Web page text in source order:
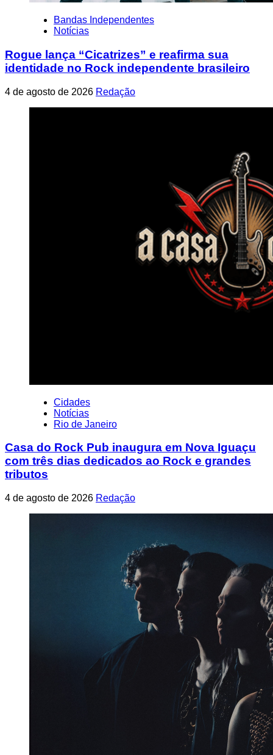
Bandas Independentes
Notícias
Rogue lança “Cicatrizes” e reafirma sua
identidade no Rock independente brasileiro
4 de agosto de 2026 Redação
Cidades
Notícias
Rio de Janeiro
Casa do Rock Pub inaugura em Nova Iguaçu
com três dias dedicados ao Rock e grandes
tributos
4 de agosto de 2026 Redação